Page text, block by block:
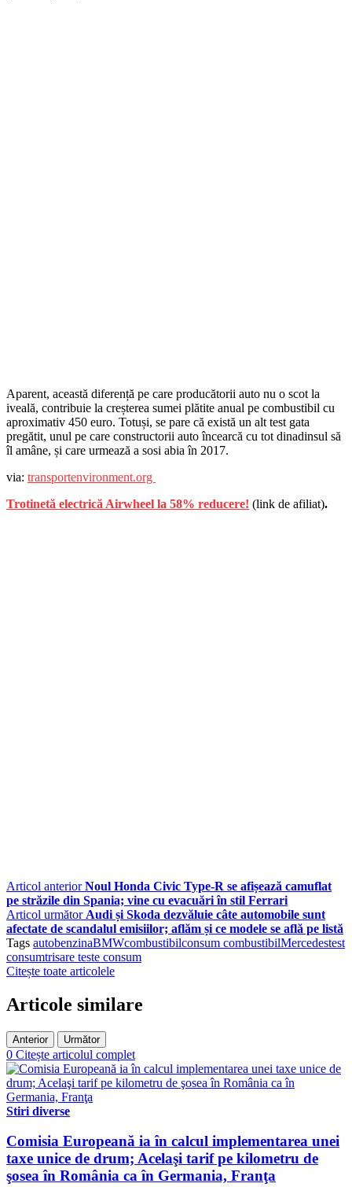
Aparent, această diferență pe care producătorii auto nu o scot la
iveală, contribuie la creșterea sumei plătite anual pe combustibil cu
aproximativ 450 euro. Totuși, se pare că există un alt test gata
pregătit, unul pe care constructorii auto încearcă cu tot dinadinsul să
îl amâne, și care urmează a sosi abia în 2017.
via: transportenvironment.org
Trotinetă electrică Airwheel la 58% reducere! (link de afiliat).
Articol anterior Noul Honda Civic Type-R se afișează camuflat
pe străzile din Spania; vine cu evacuări în stil Ferrari
Articol următor Audi și Skoda dezvăluie câte automobile sunt
afectate de scandalul emisiilor; aflăm și ce modele se află pe listă
Tags autobenzinaBMWcombustibilconsum combustibilMercedestest
consumtrisare teste consum
Citește toate articolele
Articole similare
Anterior Următor
0 Citește articolul complet
Stiri diverse
Comisia Europeană ia în calcul implementarea unei
taxe unice de drum; Acelaşi tarif pe kilometru de
şosea în România ca în Germania, Franţa